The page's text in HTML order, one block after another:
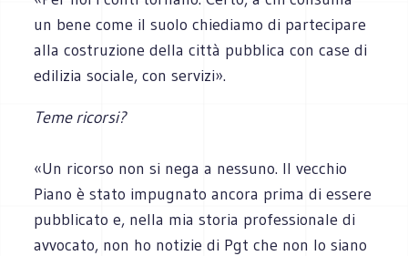
un bene come il suolo chiediamo di partecipare
alla costruzione della città pubblica con case di
edilizia sociale, con servizi».
Teme ricorsi?
«Un ricorso non si nega a nessuno. Il vecchio
Piano è stato impugnato ancora prima di essere
pubblicato e, nella mia storia professionale di
avvocato, non ho notizie di Pgt che non lo siano